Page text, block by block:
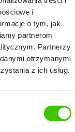
i
o tym, jak
partnerom
Partnerzy
otrzymanymi
z ich usług.
w
w